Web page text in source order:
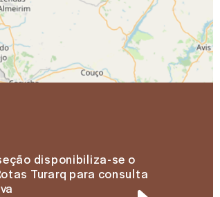
disponibiliza-se o
Turarq para consulta